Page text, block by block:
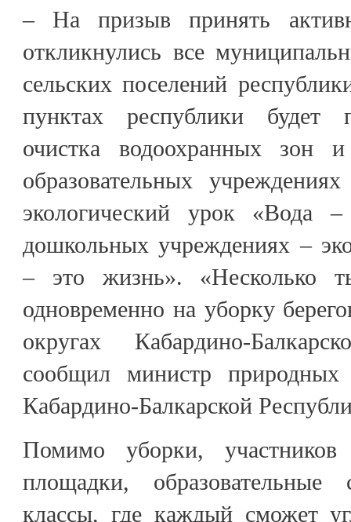
– На призыв принять
откликнулись все
сельских поселений
пунктах республики будет
очистка водоохранных
образовательных
экологический урок «Вода
дошкольных учреждениях –
– это жизнь». «Несколько
одновременно на уборку
округах Кабардино-
сообщил министр природных
Кабардино-Балкарской
Помимо уборки, участников
площадки,
классы, где каждый сможет